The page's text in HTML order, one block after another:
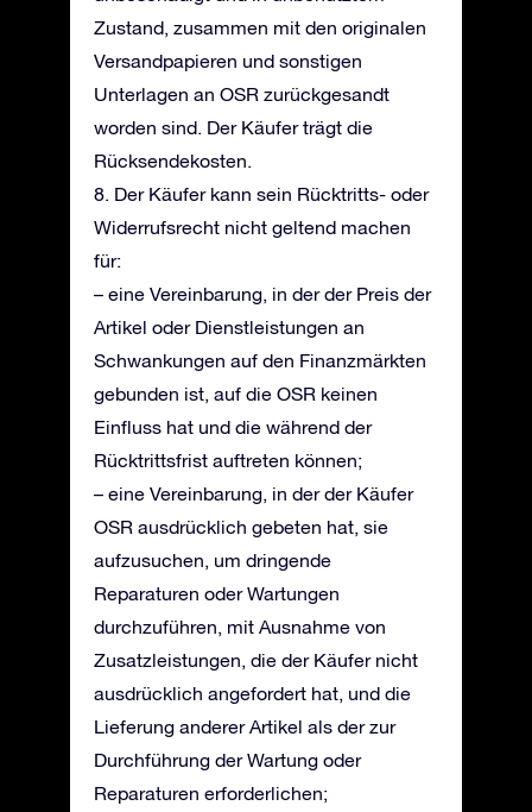
Zustand, zusammen mit den originalen
Versandpapieren und sonstigen
Unterlagen an OSR zurückgesandt
worden sind. Der Käufer trägt die
Rücksendekosten.
8. Der Käufer kann sein Rücktritts- oder
Widerrufsrecht nicht geltend machen
für:
– eine Vereinbarung, in der der Preis der
Artikel oder Dienstleistungen an
Schwankungen auf den Finanzmärkten
gebunden ist, auf die OSR keinen
Einfluss hat und die während der
Rücktrittsfrist auftreten können;
– eine Vereinbarung, in der der Käufer
OSR ausdrücklich gebeten hat, sie
aufzusuchen, um dringende
Reparaturen oder Wartungen
durchzuführen, mit Ausnahme von
Zusatzleistungen, die der Käufer nicht
ausdrücklich angefordert hat, und die
Lieferung anderer Artikel als der zur
Durchführung der Wartung oder
Reparaturen erforderlichen;